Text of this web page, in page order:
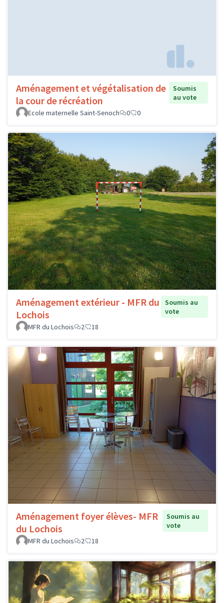
Aménagement et végétalisation de
la cour de récréation
Soumis
au vote
Ecole maternelle Saint-Senoch
0 0
Aménagement extérieur - MFR du
Lochois
Soumis au
vote
MFR du Lochois
2 18
Aménagement foyer élèves- MFR
du Lochois
Soumis au
vote
MFR du Lochois
2 18